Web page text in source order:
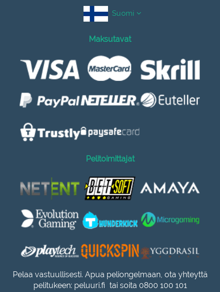
Suomi
Maksutavat
Pelitoimittajat
Pelaa vastuullisesti. Apua peliongelmaan, ota yhteyttä
pelitukeen: peluuri.fi tai soita 0800 100 101